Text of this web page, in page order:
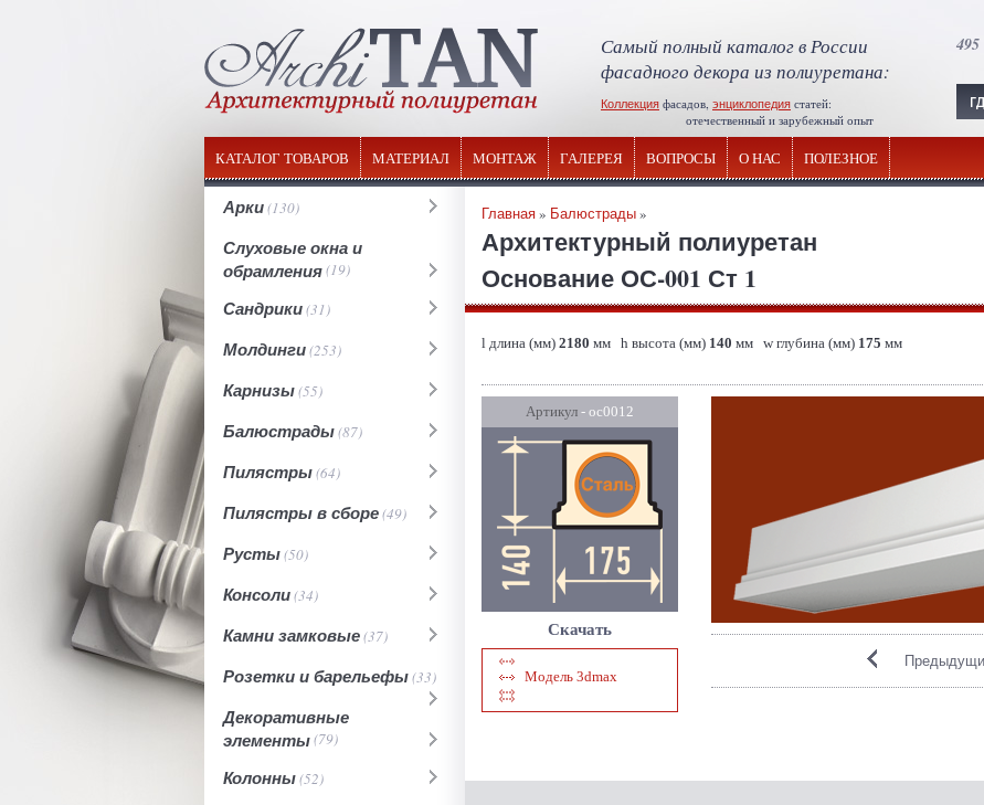
Самый полный каталог в России
фасадного декора из полиуретана:
Коллекция фасадов, энциклопедия статей:
отечественный и зарубежный опыт
495
КАТАЛОГ ТОВАРОВ МАТЕРИАЛ МОНТАЖ ГАЛЕРЕЯ ВОПРОСЫ О НАС ПОЛЕЗНОЕ
Арки(130)
Слуховые окна и
обрамления(19)
Сандрики(31)
Молдинги(253)
Карнизы(55)
Балюстрады(87)
Пилястры(64)
Пилястры в сборе(49)
Русты(50)
Консоли(34)
Камни замковые(37)
Розетки и барельефы(33)
Декоративные
элементы(79)
Колонны(52)
Главная» Балюстрады»
Архитектурный полиуретан
Основание ОС-001 Ст 1
l длина (мм) 2180 мм h высота (мм) 140 мм w глубина (мм) 175 мм
Артикул - ос0012
Скачать
Модель 3dmax